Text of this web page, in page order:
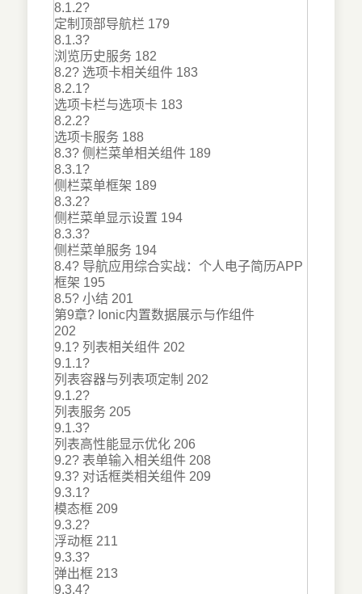
8.1.2?
定制顶部导航栏 179
8.1.3?
浏览历史服务 182
8.2? 选项卡相关组件 183
8.2.1?
选项卡栏与选项卡 183
8.2.2?
选项卡服务 188
8.3? 侧栏菜单相关组件 189
8.3.1?
侧栏菜单框架 189
8.3.2?
侧栏菜单显示设置 194
8.3.3?
侧栏菜单服务 194
8.4? 导航应用综合实战：个人电子简历APP
框架 195
8.5? 小结 201
第9章? Ionic内置数据展示与作组件
202
9.1? 列表相关组件 202
9.1.1?
列表容器与列表项定制 202
9.1.2?
列表服务 205
9.1.3?
列表高性能显示优化 206
9.2? 表单输入相关组件 208
9.3? 对话框类相关组件 209
9.3.1?
模态框 209
9.3.2?
浮动框 211
9.3.3?
弹出框 213
9.3.4?